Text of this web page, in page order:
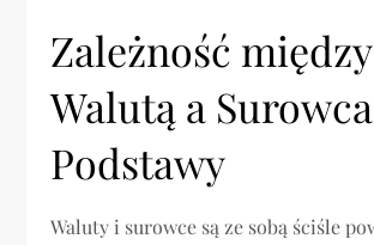
Zależność między
Walutą a
Podstawy
Waluty i surowce są ze sobą ściśle